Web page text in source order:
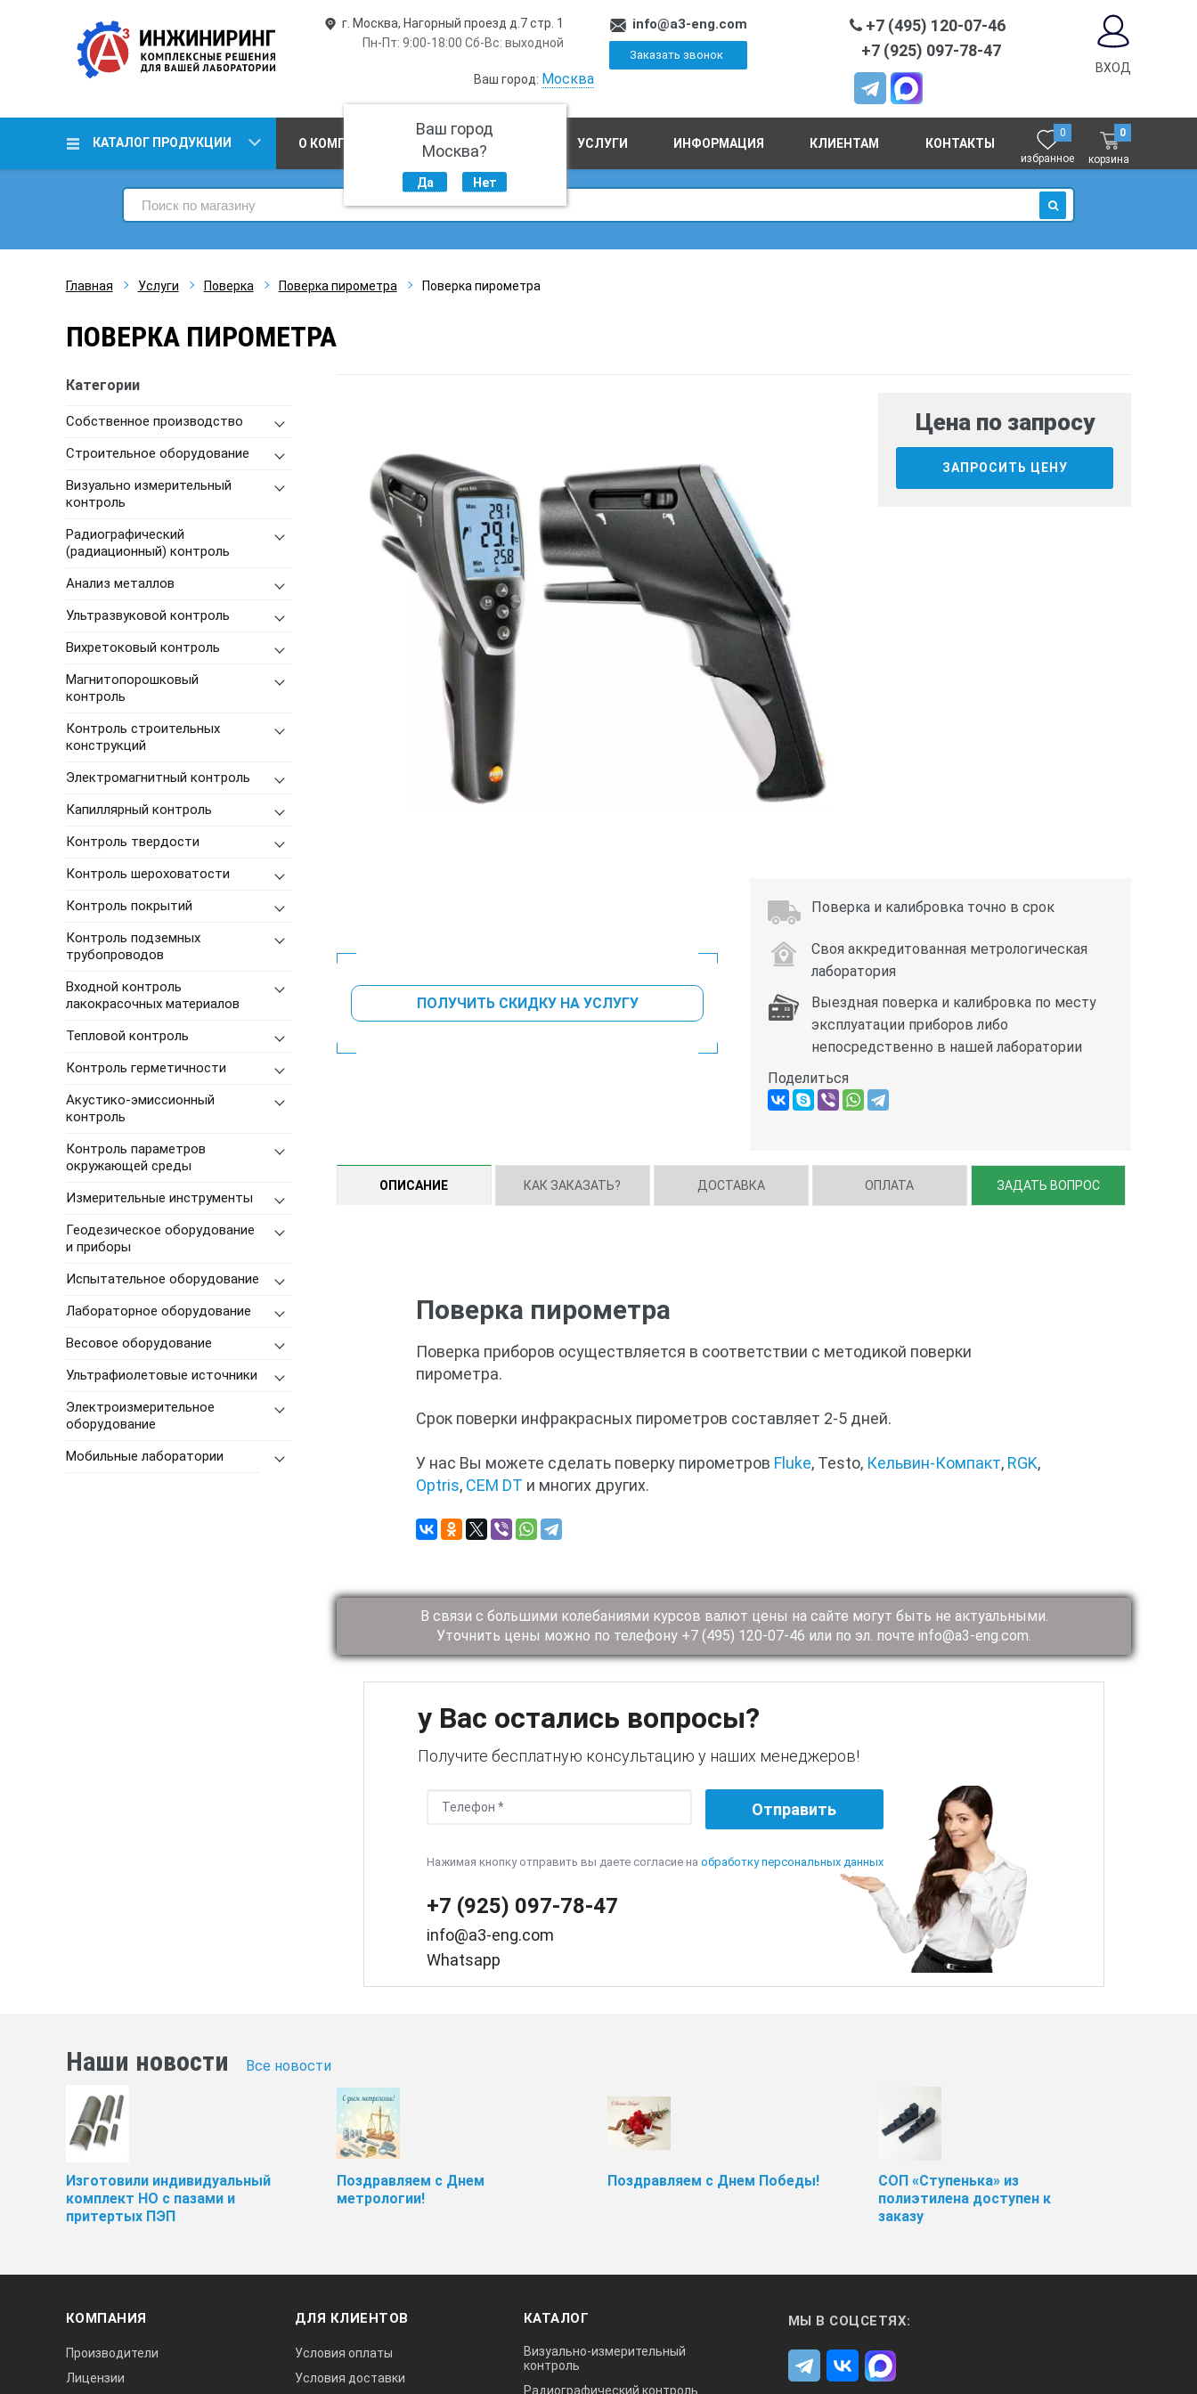
г. Москва, Нагорный проезд д.7 стр. 1
Пн-Пт: 9:00-18:00 Сб-Вс: выходной
Ваш город: Москва
Ваш город
Москва?
Да Нет
info@a3-eng.com
Заказать звонок
+7 (495) 120-07-46
+7 (925) 097-78-47
ВХОД
КАТАЛОГ ПРОДУКЦИИ О КОМПАНИИ ПРОИЗВОДСТВО УСЛУГИ ИНФОРМАЦИЯ КЛИЕНТАМ КОНТАКТЫ
0
избранное
0
корзина
ИСКАТЬ
Главная Услуги Поверка Поверка пирометра Поверка пирометра
ПОВЕРКА ПИРОМЕТРА
Категории
Собственное производство
Строительное оборудование
Визуально измерительный
контроль
Радиографический
(радиационный) контроль
Анализ металлов
Ультразвуковой контроль
Вихретоковый контроль
Магнитопорошковый
контроль
Контроль строительных
конструкций
Электромагнитный контроль
Капиллярный контроль
Контроль твердости
Контроль шероховатости
Контроль покрытий
Контроль подземных
трубопроводов
Входной контроль
лакокрасочных материалов
Тепловой контроль
Контроль герметичности
Акустико-эмиссионный
контроль
Контроль параметров
окружающей среды
Измерительные инструменты
Геодезическое оборудование
и приборы
Испытательное оборудование
Лабораторное оборудование
Весовое оборудование
Ультрафиолетовые источники
Электроизмерительное
оборудование
Мобильные лаборатории
Цена по запросу
ЗАПРОСИТЬ ЦЕНУ
ПОЛУЧИТЬ СКИДКУ НА УСЛУГУ
Поверка и калибровка точно в срок
Своя аккредитованная метрологическая
лаборатория
Выездная поверка и калибровка по месту
эксплуатации приборов либо
непосредственно в нашей лаборатории
Поделиться
ОПИСАНИЕ КАК ЗАКАЗАТЬ? ДОСТАВКА ОПЛАТА ЗАДАТЬ ВОПРОС
Поверка пирометра
Поверка приборов осуществляется в соответствии с методикой поверки
пирометра.
Срок поверки инфракрасных пирометров составляет 2-5 дней.
У нас Вы можете сделать поверку пирометров Fluke, Testo, Кельвин-Компакт, RGK,
Optris, CEM DT и многих других.
В связи с большими колебаниями курсов валют цены на сайте могут быть не актуальными.
Уточнить цены можно по телефону +7 (495) 120-07-46 или по эл. почте info@a3-eng.com.
у Вас остались вопросы?
Получите бесплатную консультацию у наших менеджеров!
Нажимая кнопку отправить вы даете согласие на обработку персональных данных
+7 (925) 097-78-47
info@a3-eng.com
Whatsapp
Наши новости Все новости
Изготовили индивидуальный
комплект НО с пазами и
притертых ПЭП
Поздравляем с Днем
метрологии!
Поздравляем с Днем Победы!
СОП «Ступенька» из
полиэтилена доступен к
заказу
КОМПАНИЯ
Производители
Лицензии
ДЛЯ КЛИЕНТОВ
Условия оплаты
Условия доставки
КАТАЛОГ
Визуально-измерительный
контроль
Радиографический контроль
МЫ В СОЦСЕТЯХ: